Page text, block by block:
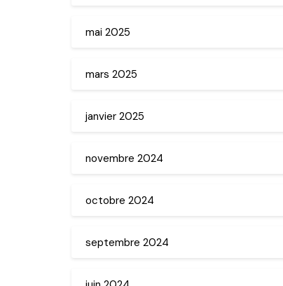
mai 2025
mars 2025
janvier 2025
novembre 2024
octobre 2024
septembre 2024